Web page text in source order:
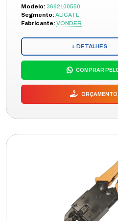
Modelo: 3662100550
Segmento: ALICATE
Fabricante: VONDER
+ DETALHES
COMPRAR